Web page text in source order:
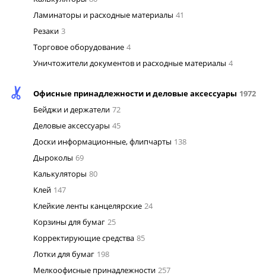
Ламинаторы и расходные материалы 41
Резаки 3
Торговое оборудование 4
Уничтожители документов и расходные материалы 4
Офисные принадлежности и деловые аксессуары 1972
Бейджи и держатели 72
Деловые аксессуары 45
Доски информационные, флипчарты 138
Дыроколы 69
Калькуляторы 80
Клей 147
Клейкие ленты канцелярские 24
Корзины для бумаг 25
Корректирующие средства 85
Лотки для бумаг 198
Мелкоофисные принадлежности 257